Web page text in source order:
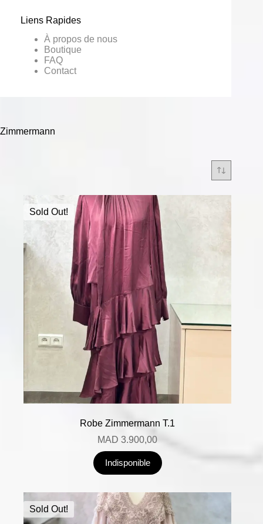
Zimmermann
Sold Out!
Robe Zimmermann T.1
MAD 3.900,00
Indisponible
Sold Out!
Liens Rapides
À propos de nous
Boutique
FAQ
Contact